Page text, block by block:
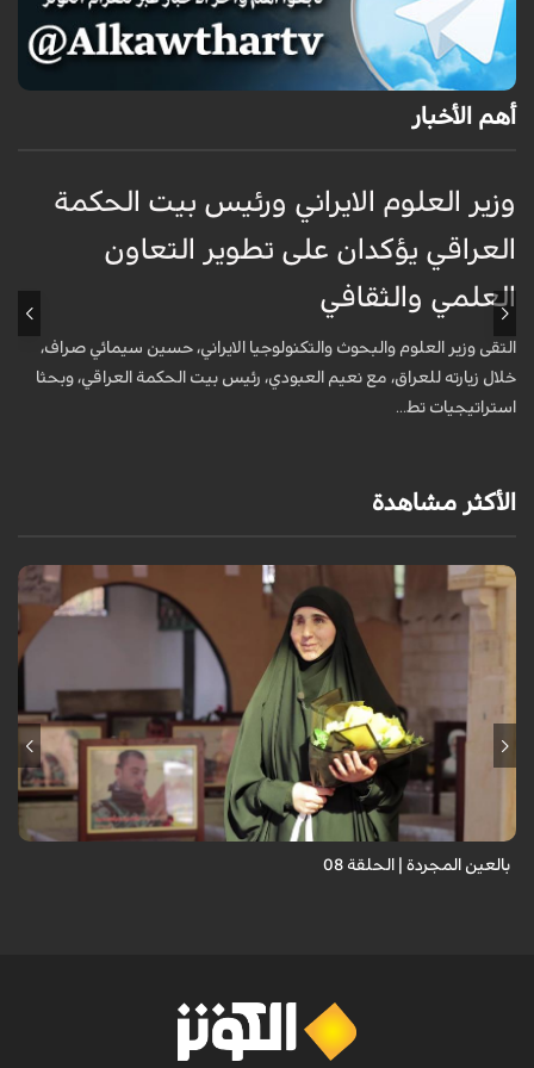
أهم الأخبار
وزير العلوم الايراني ورئيس بيت الحكمة
العراقي يؤكدان على تطوير التعاون
العلمي والثقافي
التقى وزير العلوم والبحوث والتكنولوجيا الايراني، حسين سيمائي صراف،
خلال زيارته للعراق، مع نعيم العبودي، رئيس بيت الحكمة العراقي، وبحثا
استراتيجيات تط...
الأكثر مشاهدة
برنامج "بالعين المجردة" هو توثيق إنسانيٌّ شجاعٌ للحياة تحت وطأة الحرب،
حيث نستمع فيه إلى شهاداتٍ حيّةٍ لأشخاص عايشوا التفجيرات والدمار، فنرى
بعيونهم ت...
بالعين المجردة | الحلقة 08